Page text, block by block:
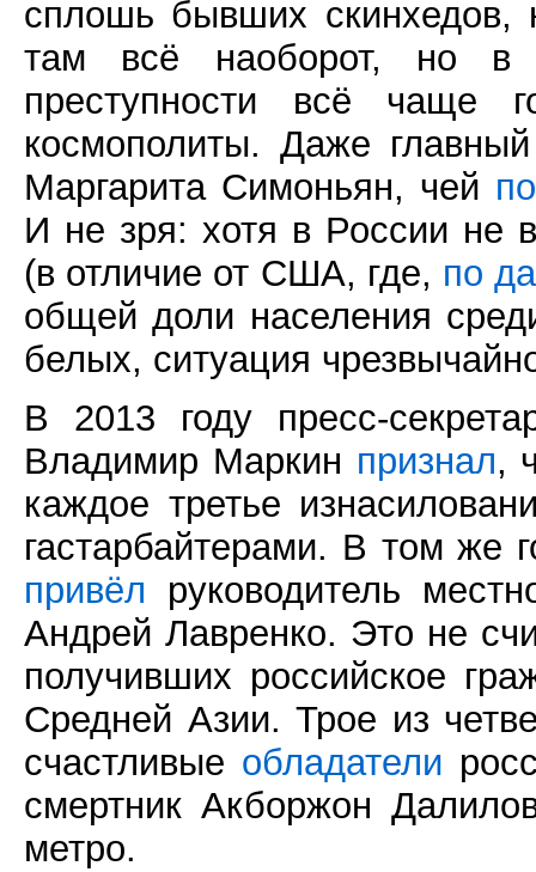
сплошь бывших скинхедов,
там всё наоборот, но в
преступности всё чаще
космополиты. Даже
Маргарита Симоньян, чей
И не зря: хотя в России не
(в отличие от США, где, по
общей доли населения
белых, ситуация
В 2013 году пресс-
Владимир Маркин признал,
каждое третье
гастарбайтерами. В том же
привёл руководитель
Андрей Лавренко. Это не
получивших российское
Средней Азии. Трое из
счастливые обладатели
смертник Акборжон
метро.